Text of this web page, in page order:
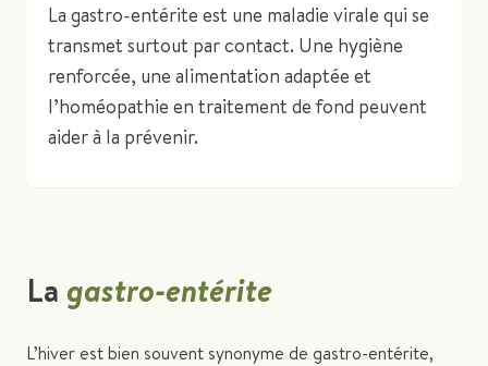
La gastro-entérite est une maladie virale qui se
transmet surtout par contact. Une hygiène
renforcée, une alimentation adaptée et
l’homéopathie en traitement de fond peuvent
aider à la prévenir.
La gastro-entérite
L’hiver est bien souvent synonyme de gastro-entérite,